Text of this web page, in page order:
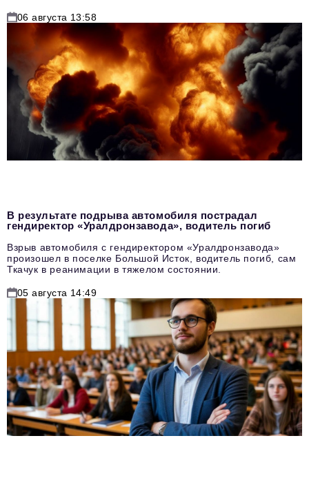
06 августа 13:58
В результате подрыва автомобиля пострадал
гендиректор «Уралдронзавода», водитель погиб
Взрыв автомобиля с гендиректором «Уралдронзавода»
произошел в поселке Большой Исток, водитель погиб, сам
Ткачук в реанимации в тяжелом состоянии.
05 августа 14:49